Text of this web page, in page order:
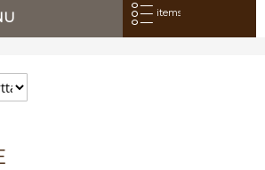
Mijn bestelling:
items